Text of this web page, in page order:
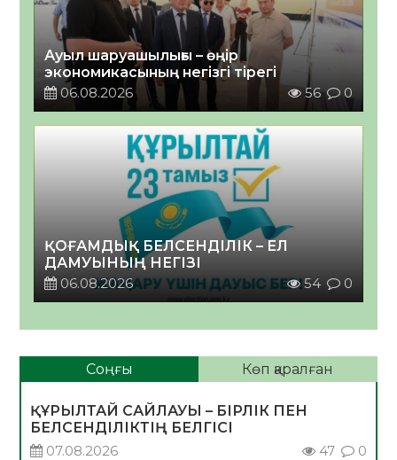
Ауыл шаруашылығы – өңір
экономикасының негізгі тірегі
06.08.2026
56 0
ҚОҒАМДЫҚ БЕЛСЕНДІЛІК – ЕЛ
ДАМУЫНЫҢ НЕГІЗІ
06.08.2026
54 0
Соңғы Көп қаралған
ҚҰРЫЛТАЙ САЙЛАУЫ – БІРЛІК ПЕН
БЕЛСЕНДІЛІКТІҢ БЕЛГІСІ
07.08.2026
47 0